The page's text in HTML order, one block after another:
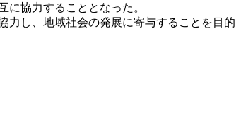
協力することとなった。
し、地域社会の発展に寄与することを目的